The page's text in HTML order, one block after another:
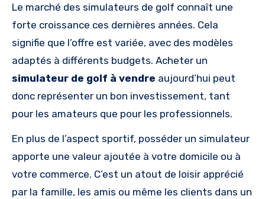
Le marché des simulateurs de golf connaît une
forte croissance ces dernières années. Cela
signifie que l’offre est variée, avec des modèles
adaptés à différents budgets. Acheter un
simulateur de golf à vendre aujourd’hui peut
donc représenter un bon investissement, tant
pour les amateurs que pour les professionnels.
En plus de l’aspect sportif, posséder un simulateur
apporte une valeur ajoutée à votre domicile ou à
votre commerce. C’est un atout de loisir apprécié
par la famille, les amis ou même les clients dans un